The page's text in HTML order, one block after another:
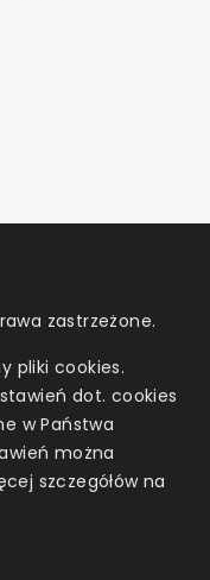
zastrzeżone.
pliki cookies.
dot. cookies
w Państwa
można
szczegółów na